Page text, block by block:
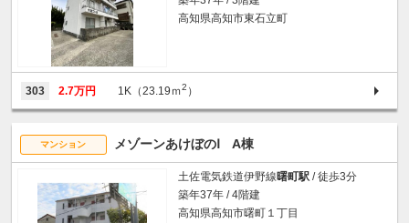
高知県高知市東石立町
303 2.7万円 1K（23.19ｍ2 ）
マンション メゾーンあけぼのⅠ A棟
土佐電気鉄道伊野線曙町駅 / 徒歩3分
築年37年 / 4階建
高知県高知市曙町１丁目